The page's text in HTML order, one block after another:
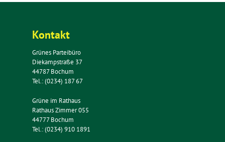
Kontakt
Grünes Parteibüro
Diekampstraße 37
44787 Bochum
Tel.: (0234) 187 67
Grüne im Rathaus
Rathaus Zimmer 055
44777 Bochum
Tel.: (0234) 910 1891